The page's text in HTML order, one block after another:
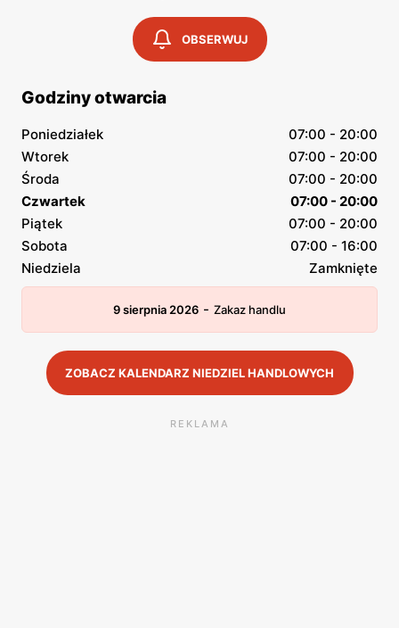
OBSERWUJ
Godziny otwarcia
Poniedziałek
07:00 - 20:00
Wtorek
07:00 - 20:00
Środa
07:00 - 20:00
Czwartek
07:00 - 20:00
Piątek
07:00 - 20:00
Sobota
07:00 - 16:00
Niedziela
Zamknięte
9 sierpnia 2026 - Zakaz handlu
ZOBACZ KALENDARZ NIEDZIEL HANDLOWYCH
REKLAMA